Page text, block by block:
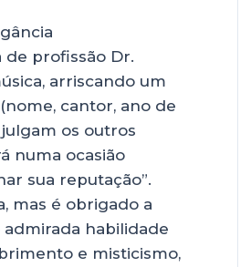
de profissão Dr.
arriscando um
cantor, ano de
os outros
numa ocasião
sua reputação”.
mas é obrigado a
habilidade
e misticismo,